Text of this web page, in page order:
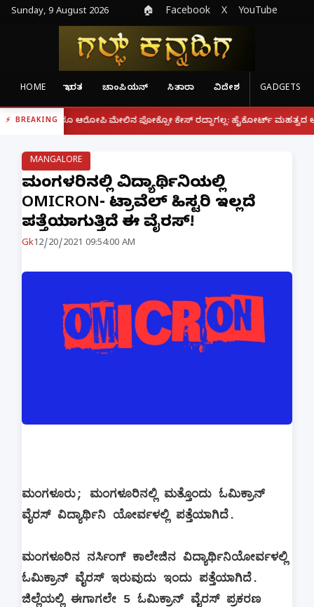
Sunday, 9 August 2026 🏠 Facebook X YouTube
HOME ಭಾರತ ಚಾಂಪಿಯನ್ ಸಿತಾರಾ ವಿದೇಶ GADGETS
BREAKING
ಆರೋಪಿ ಮೇಲಿನ ಪೋಕ್ಸೋ ಕೇಸ್ ರದ್ದಾಗಲ್ಲ: ಹೈಕೋರ್ಟ್ ಮಹತ್ವದ ಆದೇಶ |
MANGALORE
ಮಂಗಳೂರಿನಲ್ಲಿ ವಿದ್ಯಾರ್ಥಿನಿಯಲ್ಲಿ
OMICRON- ಟ್ರಾವೆಲ್ ಹಿಸ್ಟರಿ ಇಲ್ಲದೆ
ಪತ್ತೆಯಾಗುತ್ತಿದೆ ಈ ವೈರಸ್!
Gk12/20/2021 09:54:00 AM
ಮಂಗಳೂರು; ಮಂಗಳೂರಿನಲ್ಲಿ ಮತ್ತೊಂದು ಓಮಿಕ್ರಾನ್
ವೈರಸ್ ವಿದ್ಯಾರ್ಥಿನಿ ಯೋರ್ವಳಲ್ಲಿ ಪತ್ತೆಯಾಗಿದೆ.
ಮಂಗಳೂರಿನ ನರ್ಸಿಂಗ್ ಕಾಲೇಜಿನ ವಿದ್ಯಾರ್ಥಿನಿಯೋರ್ವಳಲ್ಲಿ
ಓಮಿಕ್ರಾನ್ ವೈರಸ್ ಇರುವುದು ಇಂದು ಪತ್ತೆಯಾಗಿದೆ.
ಜಿಲ್ಲೆಯಲ್ಲಿ ಈಗಾಗಲೇ 5 ಓಮಿಕ್ರಾನ್ ವೈರಸ್ ಪ್ರಕರಣ